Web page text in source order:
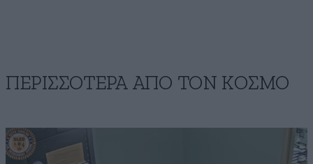
ΠΕΡΙΣΣΟΤΕΡΑ ΑΠΟ ΤΟΝ ΚΟΣΜΟ